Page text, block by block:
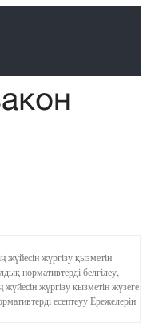
жүйесін жүргізу қызметін
нормативтерді белгілеу,
жүйесін жүргізу қызметін жүзеге
есептеуу Ережелерін